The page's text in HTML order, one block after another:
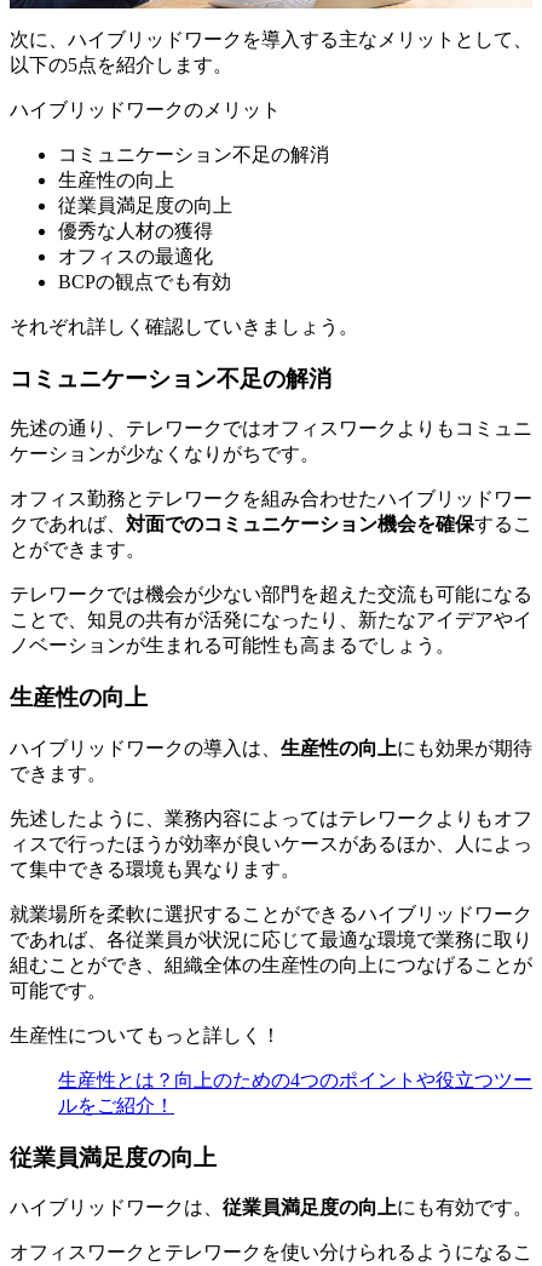
次に、ハイブリッドワークを導入する主なメリットとして、
以下の5点を紹介します。
ハイブリッドワークのメリット
コミュニケーション不足の解消
生産性の向上
従業員満足度の向上
優秀な人材の獲得
オフィスの最適化
BCPの観点でも有効
それぞれ詳しく確認していきましょう。
コミュニケーション不足の解消
先述の通り、テレワークではオフィスワークよりもコミュニ
ケーションが少なくなりがちです。
オフィス勤務とテレワークを組み合わせたハイブリッドワー
クであれば、 対面でのコミュニケーション機会を確保するこ
とができます。
テレワークでは機会が少ない部門を超えた交流も可能になる
ことで、知見の共有が活発になったり、新たなアイデアやイ
ノベーションが生まれる可能性も高まるでしょう。
生産性の向上
ハイブリッドワークの導入は、 生産性の向上にも効果が期待
できます。
先述したように、業務内容によってはテレワークよりもオフ
ィスで行ったほうが効率が良いケースがあるほか、人によっ
て集中できる環境も異なります。
就業場所を柔軟に選択することができるハイブリッドワーク
であれば、各従業員が状況に応じて最適な環境で業務に取り
組むことができ、組織全体の生産性の向上につなげることが
可能です。
生産性についてもっと詳しく！
生産性とは？向上のための4つのポイントや役立つツー
ルをご紹介！
従業員満足度の向上
ハイブリッドワークは、 従業員満足度の向上にも有効です。
オフィスワークとテレワークを使い分けられるようになるこ